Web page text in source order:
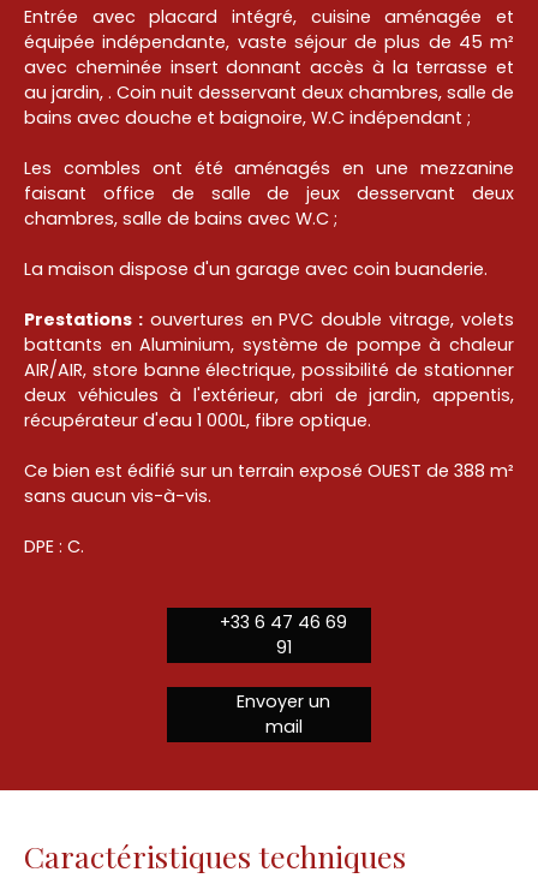
Entrée avec placard intégré, cuisine aménagée et
équipée indépendante, vaste séjour de plus de 45 m²
avec cheminée insert donnant accès à la terrasse et
au jardin, . Coin nuit desservant deux chambres, salle de
bains avec douche et baignoire, W.C indépendant ;
Les combles ont été aménagés en une mezzanine
faisant office de salle de jeux desservant deux
chambres, salle de bains avec W.C ;
La maison dispose d'un garage avec coin buanderie.
Prestations :ouvertures en PVC double vitrage, volets
battants en Aluminium, système de pompe à chaleur
AIR/AIR, store banne électrique, possibilité de stationner
deux véhicules à l'extérieur, abri de jardin, appentis,
récupérateur d'eau 1 000L, fibre optique.
Ce bien est édifié sur un terrain exposé OUEST de 388 m²
sans aucun vis-à-vis.
DPE : C.
+33 6 47 46 69
91
Envoyer un
mail
Caractéristiques techniques